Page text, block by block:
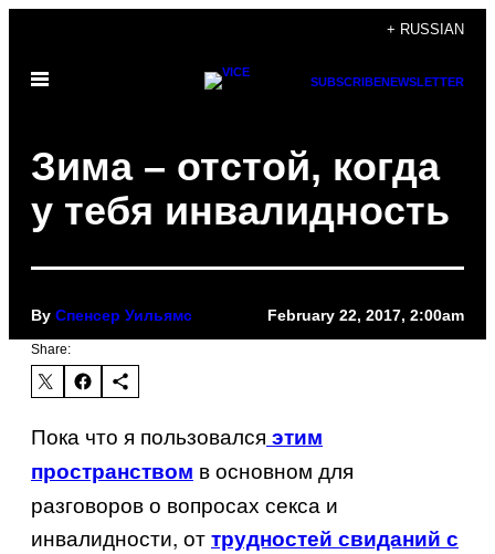
content
+ RUSSIAN
Open
SUBSCRIBENEWSLETTER
Зима – отстой, когда
у тебя инвалидность
By Спенсер Уильямс February 22, 2017, 2:00am
Share:
Пока что я пользовался этим
пространством в основном для
разговоров о вопросах секса и
инвалидности, оттрудностей свиданий с